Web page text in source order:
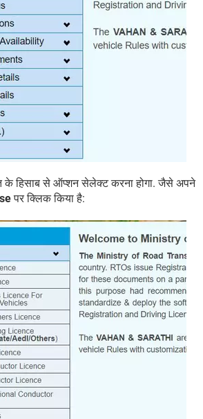
हिसाब से ऑप्शन सेलेक्ट करना होगा. जैसे अपने
पर क्लिक किया है: